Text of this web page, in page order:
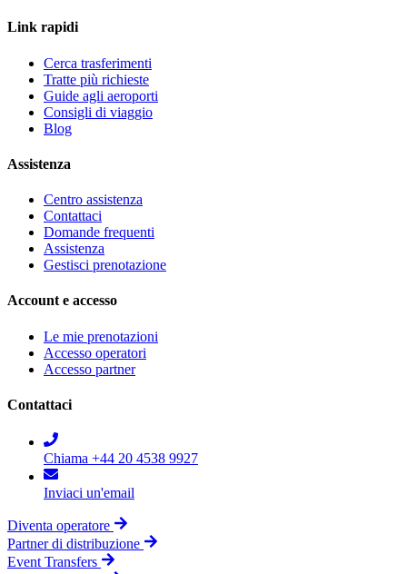
Link rapidi
Cerca trasferimenti
Tratte più richieste
Guide agli aeroporti
Consigli di viaggio
Blog
Assistenza
Centro assistenza
Contattaci
Domande frequenti
Assistenza
Gestisci prenotazione
Account e accesso
Le mie prenotazioni
Accesso operatori
Accesso partner
Contattaci
Chiama +44 20 4538 9927
Inviaci un'email
Diventa operatore
Partner di distribuzione
Event Transfers